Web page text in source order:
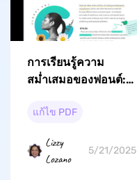
การเรียนรู้ความ
สม่ำเสมอของฟอนต์:
ฟอนต์เดียวกันได้อย่าง
แก้ไข PDF
Lizzy
Lozano
5/21/2025